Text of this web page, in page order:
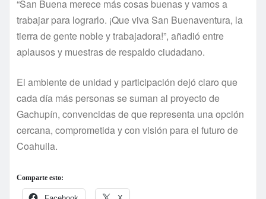
“San Buena merece más cosas buenas y vamos a
trabajar para lograrlo. ¡Que viva San Buenaventura, la
tierra de gente noble y trabajadora!”, añadió entre
aplausos y muestras de respaldo ciudadano.
El ambiente de unidad y participación dejó claro que
cada día más personas se suman al proyecto de
Gachupín, convencidas de que representa una opción
cercana, comprometida y con visión para el futuro de
Coahuila.
Comparte esto: